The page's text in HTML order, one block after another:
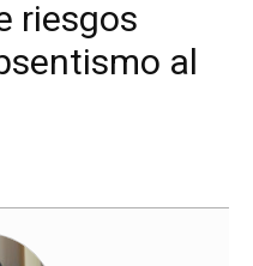
riesgos
al